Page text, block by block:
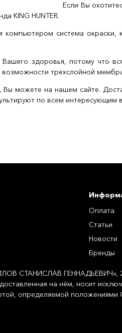
Если Вы
KING HUNTER.
компьютером система
здоровья, потому что
трехслойной
можете на нашем сайте.
по всем
Оплата
Статьи
Новости
Бренды
СТАНИСЛАВ ГЕННАДЬЕВИЧ»,
на нём, носит
определяемой положениями